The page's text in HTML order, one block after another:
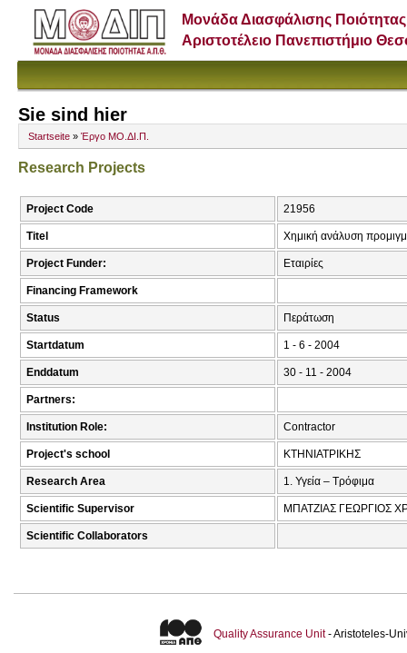
Μονάδα Διασφάλισης Ποιότητας
Αριστοτέλειο Πανεπιστήμιο
Sie sind hier
Startseite » Έργο ΜΟ.ΔΙ.Π.
Research Projects
Project Code 21956
Titel Χημική ανάλυση
Project Funder: Εταιρίες
Financing Framework
Status Περάτωση
Startdatum 1 - 6 - 2004
Enddatum 30 - 11 - 2004
Partners:
Institution Role: Contractor
Project's school ΚΤΗΝΙΑΤΡΙΚΗΣ
Research Area 1. Υγεία – Τρόφιμα
Scientific Supervisor ΜΠΑΤΖΙΑΣ ΓΕΩΡΓΙΟΣ
Scientific Collaborators
Quality Assurance Unit- Aristoteles-